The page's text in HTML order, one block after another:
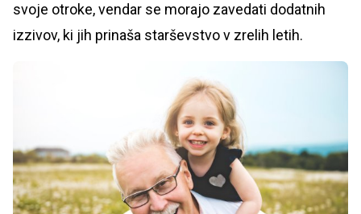
svoje otroke, vendar se morajo zavedati dodatnih
izzivov, ki jih prinaša starševstvo v zrelih letih.